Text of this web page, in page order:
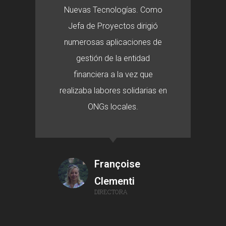
Nuevas Tecnologías. Como
Jefa de Proyectos dirigió
numerosas aplicaciones de
gestión de la entidad
financiera a la vez que
realizaba labores solidarias en
ONGs locales.
Françoise
Clementi
DIRECTORA